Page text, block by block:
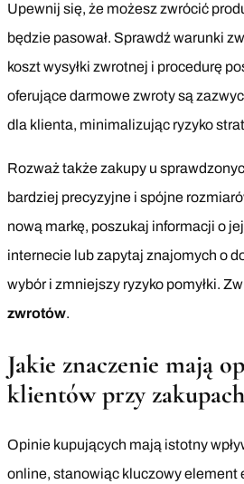
Upewnij się, że możesz zwrócić
będzie pasował. Sprawdź warunki
koszt wysyłki zwrotnej i procedurę
oferujące darmowe zwroty są
dla klienta, minimalizując ryzyko
Rozważ także zakupy u
bardziej precyzyjne i spójne
nową markę, poszukaj informacji o
internecie lub zapytaj znajomych o
wybór i zmniejszy ryzyko pomyłki.
zwrotów.
Jakie znaczenie mają
klientów przy
Opinie kupujących mają istotny
online, stanowiąc kluczowy element